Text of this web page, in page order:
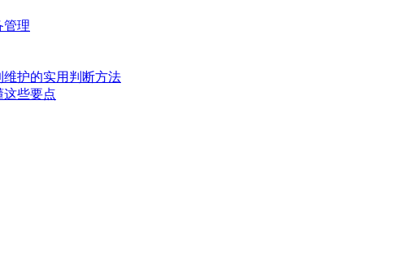
管理
护的实用判断方法
这些要点